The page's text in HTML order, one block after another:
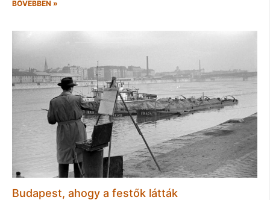
BŐVEBBEN »
Budapest, ahogy a festők látták